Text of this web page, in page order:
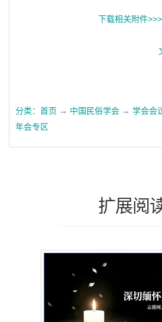
下载相关附件
分类： 首页 → 中国民俗学会 → 学会会
年会专区
扩展阅